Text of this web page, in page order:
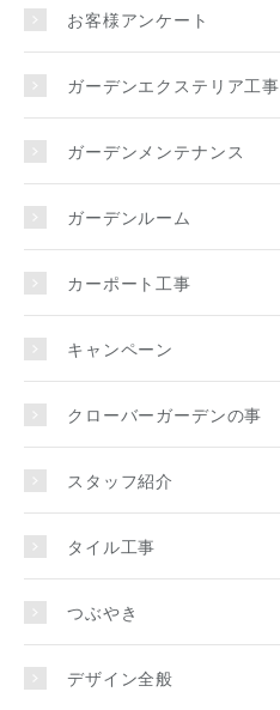
お客様アンケート
ガーデンエクステリア工事
ガーデンメンテナンス
ガーデンルーム
カーポート工事
キャンペーン
クローバーガーデンの事
スタッフ紹介
タイル工事
つぶやき
デザイン全般